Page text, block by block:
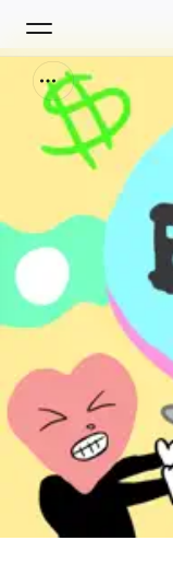
Search
Home
Top Charts